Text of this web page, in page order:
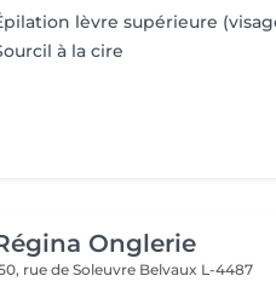
lèvre supérieure
à la cire
Onglerie
rue de Soleuvre Belvaux L-4487